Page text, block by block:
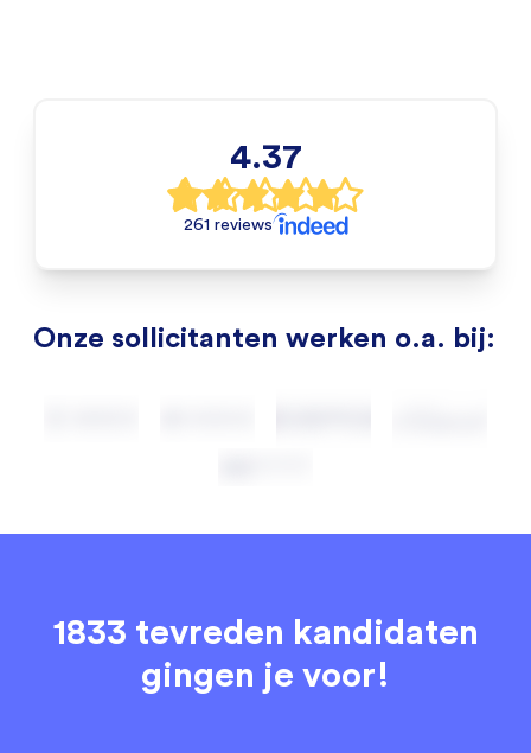
4.37
261 reviews
Onze sollicitanten werken o.a. bij:
1833 tevreden kandidaten
gingen je voor!